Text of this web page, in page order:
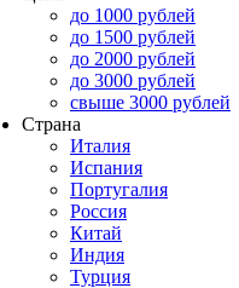
до 1000 рублей
до 1500 рублей
до 2000 рублей
до 3000 рублей
свыше 3000 рублей
Страна
Италия
Испания
Португалия
Россия
Китай
Индия
Турция